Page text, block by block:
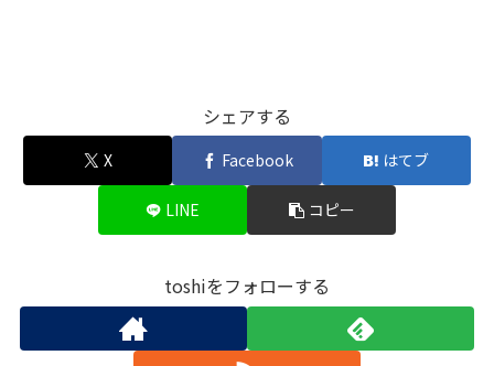
シェアする
X Facebook はてブ
LINE コピー
toshiをフォローする